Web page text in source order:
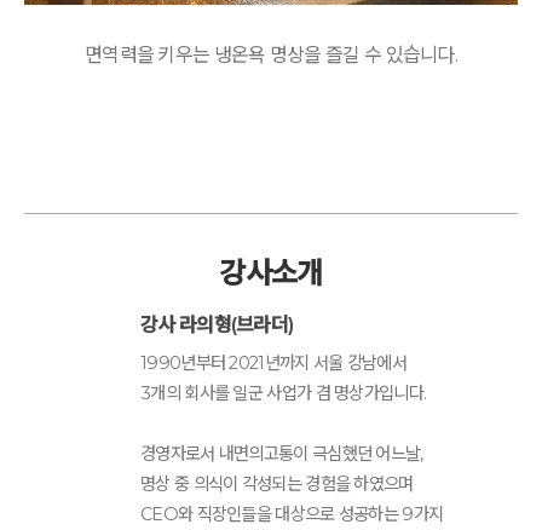
면역력을 키우는 냉온욕 명상을 즐길 수 있습니다.
강사소개
강사 라의형(브라더)
1990년부터 2021년까지 서울 강남에서
3개의 회사를 일군 사업가 겸 명상가입니다.
경영자로서 내면의고통이 극심했던 어느날,
명상 중 의식이 각성되는 경험을 하였으며
CEO와 직장인들을 대상으로 성공하는 9가지